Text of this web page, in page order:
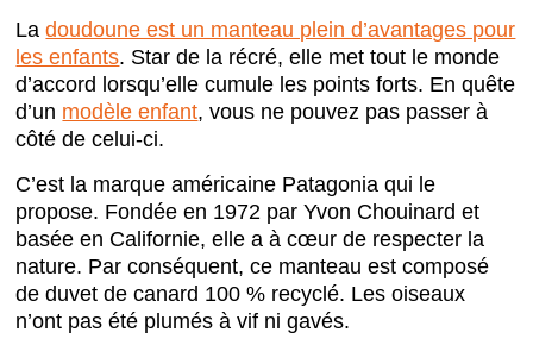
Ladoudoune est un manteau plein d’avantages pour
les enfants. Star de la récré, elle met tout le monde
d’accord lorsqu’elle cumule les points forts. En quête
d’un modèle enfant, vous ne pouvez pas passer à
côté de celui-ci.
C’est la marque américaine Patagonia qui le
propose. Fondée en 1972 par Yvon Chouinard et
basée en Californie, elle a à cœur de respecter la
nature. Par conséquent, ce manteau est composé
de duvet de canard 100 % recyclé. Les oiseaux
n’ont pas été plumés à vif ni gavés.